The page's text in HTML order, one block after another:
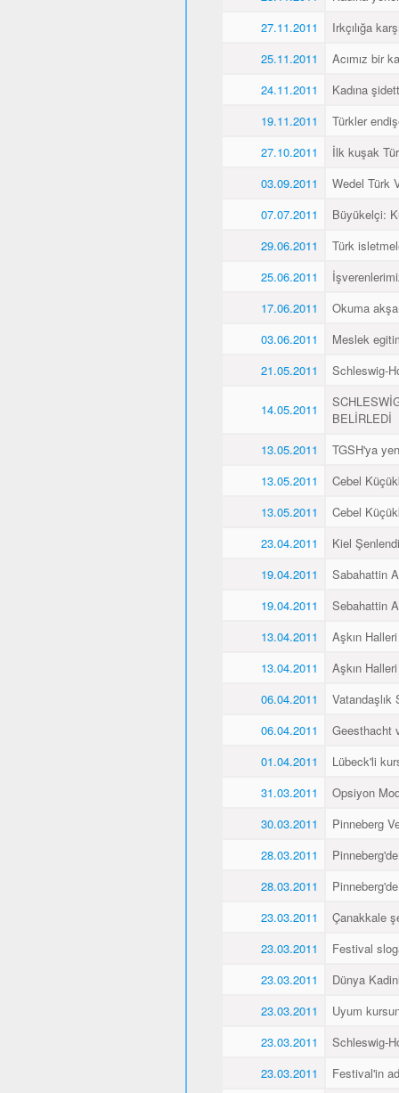
27.11.2011
Irkçılığa
25.11.2011
Acımız bir
24.11.2011
Kadına
19.11.2011
Türkler
27.10.2011
İlk kuşak
03.09.2011
Wedel Türk
07.07.2011
Büyükelçi:
29.06.2011
Türk
25.06.2011
17.06.2011
Okuma
03.06.2011
Meslek
21.05.2011
Schleswig-
14.05.2011
BELİRLEDİ
13.05.2011
TGSH'ya
13.05.2011
Cebel
13.05.2011
Cebel
23.04.2011
Kiel Şenlendi
19.04.2011
Sabahattin
19.04.2011
Sebahattin
13.04.2011
Aşkın Halleri
13.04.2011
Aşkın
06.04.2011
Vatandaşlık
06.04.2011
Geesthacht
01.04.2011
Lübeck'li
31.03.2011
Opsiyon
30.03.2011
Pinneberg
28.03.2011
28.03.2011
23.03.2011
Çanakkale
23.03.2011
Festival
23.03.2011
Dünya
23.03.2011
Uyum
23.03.2011
Schleswig-
23.03.2011
Festival'in